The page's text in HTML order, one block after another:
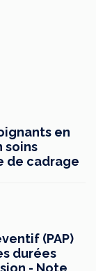
en
soins
de cadrage
(PAP)
durées
- Note